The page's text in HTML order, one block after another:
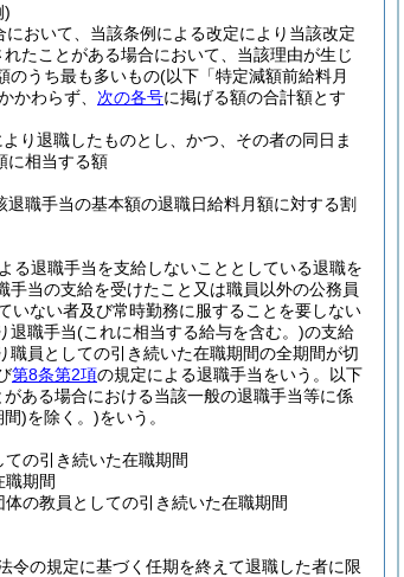
)
おいて、当該条例による改定により当該改定
たことがある場合において、当該理由が生じ
のうち最も多いもの(以下「特定減額前給料月
かわらず、 次の各号に掲げる額の合計額とす
り退職したものとし、かつ、その者の同日ま
に相当する額
職手当の基本額の退職日給料月額に対する割
る退職手当を支給しないこととしている退職を
当の支給を受けたこと又は職員以外の公務員
いない者及び常時勤務に服することを要しない
退職手当(これに相当する給与を含む。)の支給
職員としての引き続いた在職期間の全期間が切
第8条第2項の規定による退職手当をいう。以下
ある場合における当該一般の退職手当等に係
間)を除く。)をいう。
の引き続いた在職期間
職期間
の教員としての引き続いた在職期間
令の規定に基づく任期を終えて退職した者に限